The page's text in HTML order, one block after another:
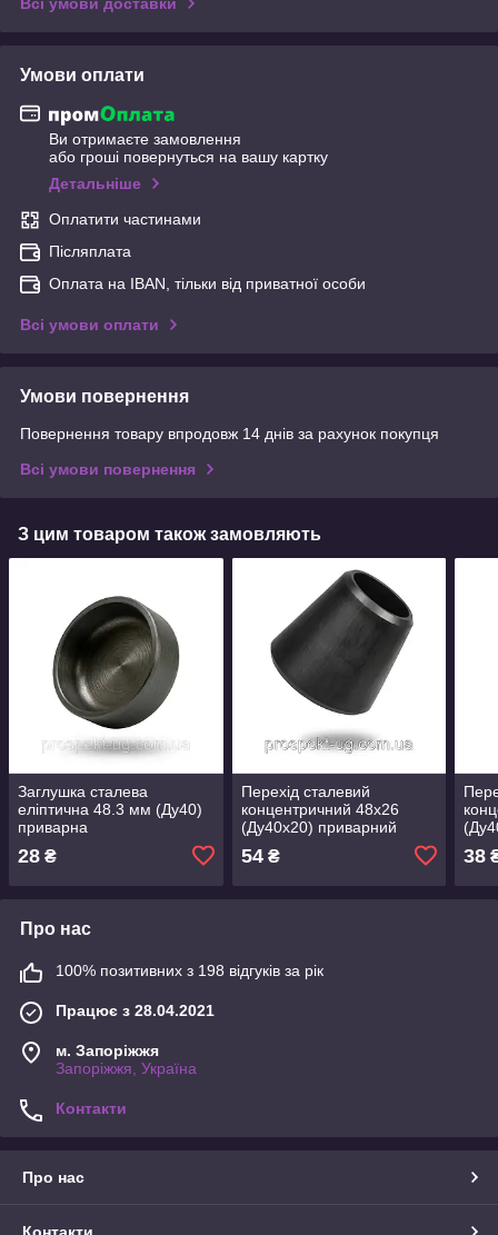
Умови оплати
Ви отримаєте замовлення
або гроші повернуться на вашу картку
Детальніше
Оплатити частинами
Післяплата
Оплата на IBAN, тільки від приватної особи
Всі умови оплати
Умови повернення
Повернення товару впродовж 14 днів за рахунок покупця
Всі умови повернення
З цим товаром також замовляють
Заглушка сталева
еліптична 48.3 мм (Ду40)
приварна
28 ₴
Перехід сталевий
концентричний 48х26
(Ду40х20) приварний
54₴ 38
Про нас
100% позитивних з 198 відгуків за рік
Працює з 28.04.2021
м. Запоріжжя
Запоріжжя, Україна
Контакти
Про нас